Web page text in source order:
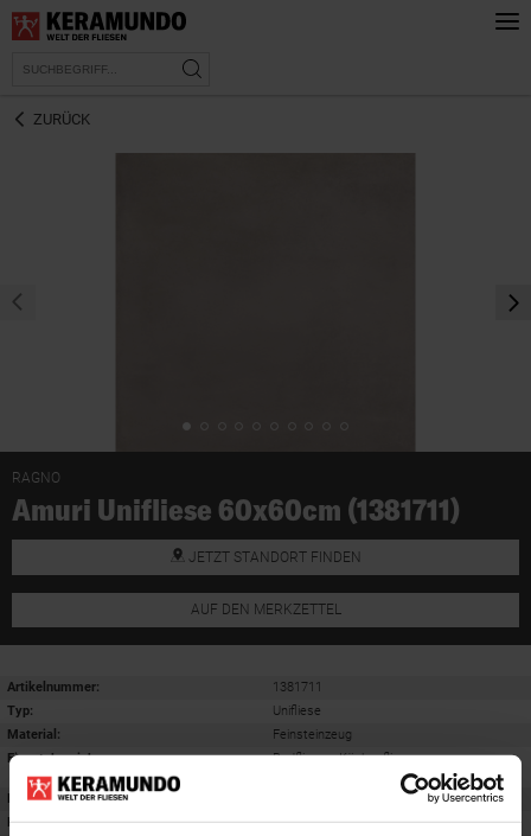
ZURÜCK
RAGNO
Amuri Unifliese 60x60cm (1381711)
JETZT STANDORT FINDEN
AUF DEN MERKZETTEL
Artikelnummer:
1381711
Typ:
Unifliese
Material:
Feinsteinzeug
Einsatzbereich:
Badfliesen, Küchenfliesen,
Wohnzimmerfliesen, Terrassenfliesen
Breite:
Länge:
60 cm